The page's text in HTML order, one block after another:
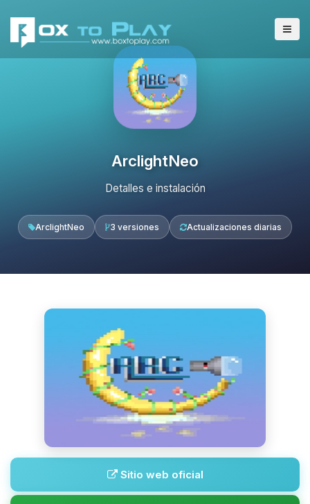
ArclightNeo
Detalles e instalación
ArclightNeo 3 versiones Actualizaciones diarias
Sitio web oficial